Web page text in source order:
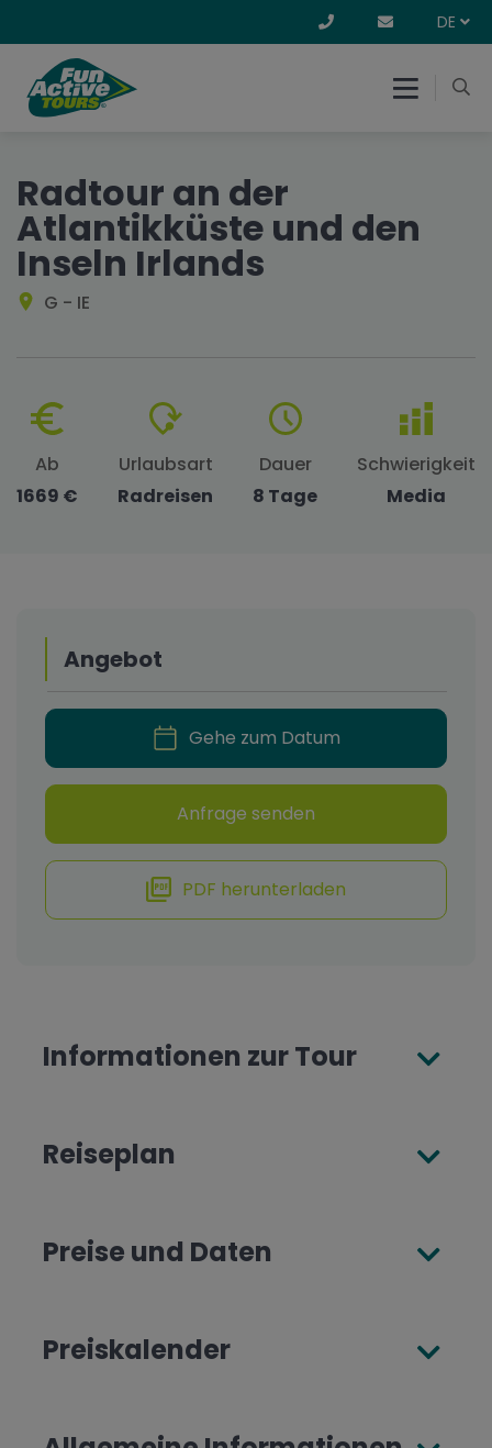
DE
Radtour an der
Atlantikküste und den
Inseln Irlands
G - IE
Ab
1669 €
Urlaubsart
Radreisen
Dauer
8 Tage
Schwierigkeit
Media
Informationen zur Tour
Reiseplan
Preise und Daten
Preiskalender
Angebot
Gehe zum Datum
Anfrage senden
PDF herunterladen